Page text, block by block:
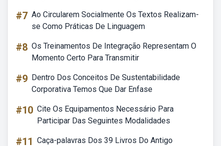
#7 Ao Circularem Socialmente Os Textos Realizam-
se Como Práticas De Linguagem
#8 Os Treinamentos De Integração Representam O
Momento Certo Para Transmitir
#9 Dentro Dos Conceitos De Sustentabilidade
Corporativa Temos Que Dar Enfase
#10 Cite Os Equipamentos Necessário Para
Participar Das Seguintes Modalidades
#11 Caça-palavras Dos 39 Livros Do Antigo